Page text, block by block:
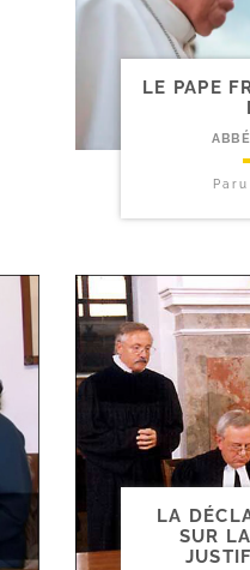
LE PAPE
LA
SUR